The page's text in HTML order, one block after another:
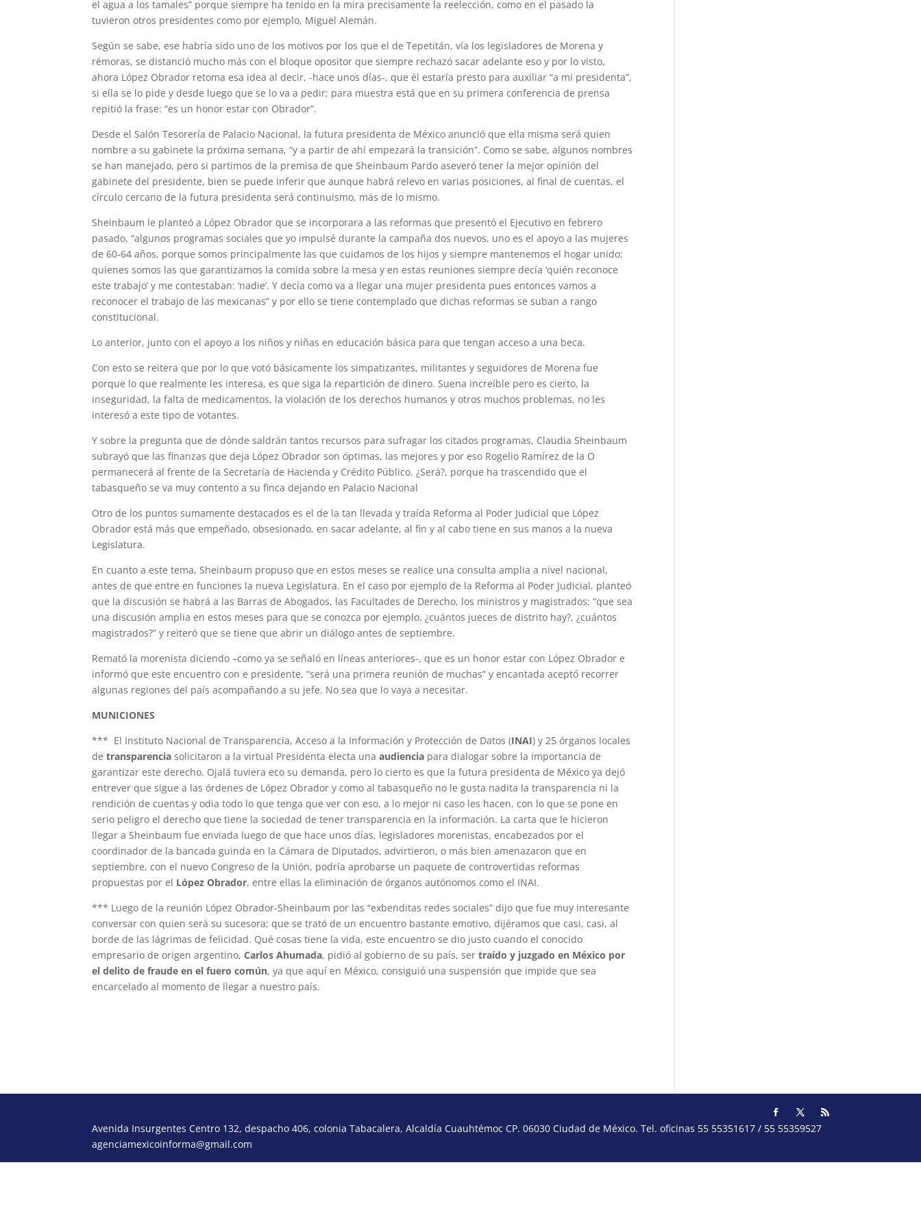
el agua a los tamales” porque siempre ha tenido en la mira precisamente la reelección, como en el pasado la
tuvieron otros presidentes como por ejemplo, Miguel Alemán.
Según se sabe, ese habría sido uno de los motivos por los que el de Tepetitán, vía los legisladores de Morena y
rémoras, se distanció mucho más con el bloque opositor que siempre rechazó sacar adelante eso y por lo visto,
ahora López Obrador retoma esa idea al decir, -hace unos días-, que él estaría presto para auxiliar “a mi presidenta”,
si ella se lo pide y desde luego que se lo va a pedir; para muestra está que en su primera conferencia de prensa
repitió la frase: “es un honor estar con Obrador”.
Desde el Salón Tesorería de Palacio Nacional, la futura presidenta de México anunció que ella misma será quien
nombre a su gabinete la próxima semana, “y a partir de ahí empezará la transición”. Como se sabe, algunos nombres
se han manejado, pero si partimos de la premisa de que Sheinbaum Pardo aseveró tener la mejor opinión del
gabinete del presidente, bien se puede inferir que aunque habrá relevo en varias posiciones, al final de cuentas, el
círculo cercano de la futura presidenta será continuismo, más de lo mismo.
Sheinbaum le planteó a López Obrador que se incorporara a las reformas que presentó el Ejecutivo en febrero
pasado, “algunos programas sociales que yo impulsé durante la campaña dos nuevos, uno es el apoyo a las mujeres
de 60-64 años, porque somos principalmente las que cuidamos de los hijos y siempre mantenemos el hogar unido;
quienes somos las que garantizamos la comida sobre la mesa y en estas reuniones siempre decía ‘quién reconoce
este trabajo’ y me contestaban: ‘nadie’. Y decía como va a llegar una mujer presidenta pues entonces vamos a
reconocer el trabajo de las mexicanas” y por ello se tiene contemplado que dichas reformas se suban a rango
constitucional.
Lo anterior, junto con el apoyo a los niños y niñas en educación básica para que tengan acceso a una beca.
Con esto se reitera que por lo que votó básicamente los simpatizantes, militantes y seguidores de Morena fue
porque lo que realmente les interesa, es que siga la repartición de dinero. Suena increíble pero es cierto, la
inseguridad, la falta de medicamentos, la violación de los derechos humanos y otros muchos problemas, no les
interesó a este tipo de votantes.
Y sobre la pregunta que de dónde saldrán tantos recursos para sufragar los citados programas, Claudia Sheinbaum
subrayó que las finanzas que deja López Obrador son óptimas, las mejores y por eso Rogelio Ramírez de la O
permanecerá al frente de la Secretaría de Hacienda y Crédito Público. ¿Será?, porque ha trascendido que el
tabasqueño se va muy contento a su finca dejando en Palacio Nacional
Otro de los puntos sumamente destacados es el de la tan llevada y traída Reforma al Poder Judicial que López
Obrador está más que empeñado, obsesionado, en sacar adelante, al fin y al cabo tiene en sus manos a la nueva
Legislatura.
En cuanto a este tema, Sheinbaum propuso que en estos meses se realice una consulta amplia a nivel nacional,
antes de que entre en funciones la nueva Legislatura. En el caso por ejemplo de la Reforma al Poder Judicial, planteó
que la discusión se habrá a las Barras de Abogados, las Facultades de Derecho, los ministros y magistrados; “que sea
una discusión amplia en estos meses para que se conozca por ejemplo, ¿cuántos jueces de distrito hay?, ¿cuántos
magistrados?” y reiteró que se tiene que abrir un diálogo antes de septiembre.
Remató la morenista diciendo –como ya se señaló en líneas anteriores-, que es un honor estar con López Obrador e
informó que este encuentro con e presidente, “será una primera reunión de muchas” y encantada aceptó recorrer
algunas regiones del país acompañando a su jefe. No sea que lo vaya a necesitar.
MUNICIONES
*** El Instituto Nacional de Transparencia, Acceso a la Información y Protección de Datos (INAI) y 25 órganos locales
detransparencia solicitaron a la virtual Presidenta electa unaaudiencia para dialogar sobre la importancia de
garantizar este derecho. Ojalá tuviera eco su demanda, pero lo cierto es que la futura presidenta de México ya dejó
entrever que sigue a las órdenes de López Obrador y como al tabasqueño no le gusta nadita la transparencia ni la
rendición de cuentas y odia todo lo que tenga que ver con eso, a lo mejor ni caso les hacen, con lo que se pone en
serio peligro el derecho que tiene la sociedad de tener transparencia en la información. La carta que le hicieron
llegar a Sheinbaum fue enviada luego de que hace unos días, legisladores morenistas, encabezados por el
coordinador de la bancada guinda en la Cámara de Diputados, advirtieron, o más bien amenazaron que en
septiembre, con el nuevo Congreso de la Unión, podría aprobarse un paquete de controvertidas reformas
propuestas por el López Obrador, entre ellas la eliminación de órganos autónomos como el INAI.
*** Luego de la reunión López Obrador-Sheinbaum por las “exbenditas redes sociales” dijo que fue muy interesante
conversar con quien será su sucesora; que se trató de un encuentro bastante emotivo, dijéramos que casi, casi, al
borde de las lágrimas de felicidad. Qué cosas tiene la vida, este encuentro se dio justo cuando el conocido
empresario de origen argentino,Carlos Ahumada, pidió al gobierno de su país, ser traído y juzgado en México por
el delito de fraude en el fuero común, ya que aquí en México, consiguió una suspensión que impide que sea
encarcelado al momento de llegar a nuestro país.
Avenida Insurgentes Centro 132, despacho 406, colonia Tabacalera, Alcaldía Cuauhtémoc CP. 06030 Ciudad de México. Tel. oficinas 55 55351617 / 55 55359527
agenciamexicoinforma@gmail.com